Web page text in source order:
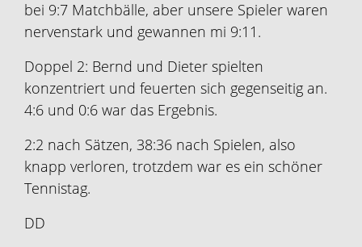
bei 9:7 Matchbälle, aber unsere Spieler waren
nervenstark und gewannen mi 9:11.
Doppel 2: Bernd und Dieter spielten
konzentriert und feuerten sich gegenseitig an.
4:6 und 0:6 war das Ergebnis.
2:2 nach Sätzen, 38:36 nach Spielen, also
knapp verloren, trotzdem war es ein schöner
Tennistag.
DD